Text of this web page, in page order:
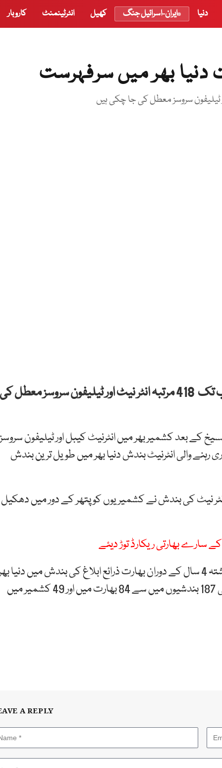
دنیا ایران-اسرائیل جنگ کھیل انٹرٹینمنٹ کاروبار
دنیا بھر میں سرفہرست
مودی سرکار نے مقبوضہ کشمیر میں 2018 سے اب تک 418 مرتبہ انٹر نیٹ اور ٹیلیفون سروسز معطل کی
نے 5 اگست 2019 کو آرٹیکل 370 کی تنسیخ کے بعد کشمیر بھر میں انٹرنیٹ کیبل اور ٹیلیفون
جاری رہنے والی انٹرنیٹ بندش دنیا بھر میں طویل ترین بندش
18مہینوں تک جاری انٹر نیٹ کی بندش نے کشمیریوں کو پتھر کے دور میں دھکیل
سارے بھارتی ریکارڈ توڑ دیئے
وائس آف امریکا کی ایک رپورٹ میں بتایا گیا ہے کہ گزشتہ 4 سال کے دوران بھارت ذرائع ابلاغ کی بندش میں دنیا
میں سر فہرست ہے۔ 2022 میں دنیا بھر میں انٹر نیٹ کی 187 بندشیوں میں سے 84 بھارت میں اور 49 کشمیر میں
A REPLY